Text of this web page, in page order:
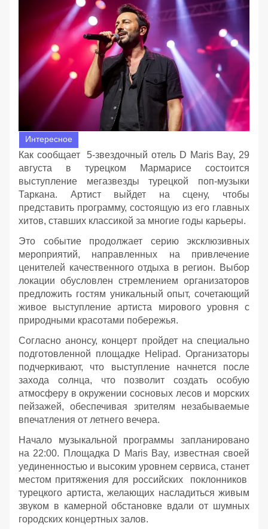
Интересное
Как сообщает 5-звездочный отель D Maris Bay, 29
августа в турецком Мармарисе состоится
выступление мегазвезды турецкой поп-музыки
Таркана. Артист выйдет на сцену, чтобы
представить программу, состоящую из его главных
хитов, ставших классикой за многие годы карьеры.
Это событие продолжает серию эксклюзивных
мероприятий, направленных на привлечение
ценителей качественного отдыха в регион. Выбор
локации обусловлен стремлением организаторов
предложить гостям уникальный опыт, сочетающий
живое выступление артиста мирового уровня с
природными красотами побережья.
Согласно анонсу, концерт пройдет на специально
подготовленной площадке Helipad. Организаторы
подчеркивают, что выступление начнется после
захода солнца, что позволит создать особую
атмосферу в окружении сосновых лесов и морских
пейзажей, обеспечивая зрителям незабываемые
впечатления от летнего вечера.
Начало музыкальной программы запланировано
на 22:00. Площадка D Maris Bay, известная своей
уединенностью и высоким уровнем сервиса, станет
местом притяжения для российских поклонников
турецкого артиста, желающих насладиться живым
звуком в камерной обстановке вдали от шумных
городских концертных залов.